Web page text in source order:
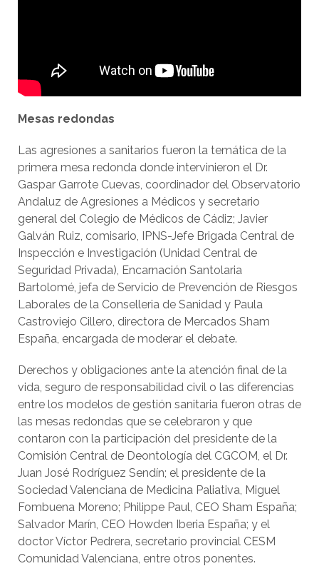
Mesas redondas
Las agresiones a sanitarios fueron la temática de la
primera mesa redonda donde intervinieron el Dr.
Gaspar Garrote Cuevas, coordinador del Observatorio
Andaluz de Agresiones a Médicos y secretario
general del Colegio de Médicos de Cádiz; Javier
Galván Ruiz, comisario, IPNS-Jefe Brigada Central de
Inspección e Investigación (Unidad Central de
Seguridad Privada), Encarnación Santolaria
Bartolomé, jefa de Servicio de Prevención de Riesgos
Laborales de la Conselleria de Sanidad y Paula
Castroviejo Cillero, directora de Mercados Sham
España, encargada de moderar el debate.
Derechos y obligaciones ante la atención final de la
vida, seguro de responsabilidad civil o las diferencias
entre los modelos de gestión sanitaria fueron otras de
las mesas redondas que se celebraron y que
contaron con la participación del presidente de la
Comisión Central de Deontología del CGCOM, el Dr.
Juan José Rodríguez Sendín; el presidente de la
Sociedad Valenciana de Medicina Paliativa, Miguel
Fombuena Moreno; Philippe Paul, CEO Sham España;
Salvador Marín, CEO Howden Iberia España; y el
doctor Víctor Pedrera, secretario provincial CESM
Comunidad Valenciana, entre otros ponentes.